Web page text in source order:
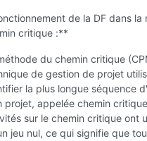
de la DF dans la
critique :**
du chemin critique
de gestion de projet
la plus longue séquence
projet, appelée chemin
sur le chemin critique ont
jeu nul, ce qui signifie que